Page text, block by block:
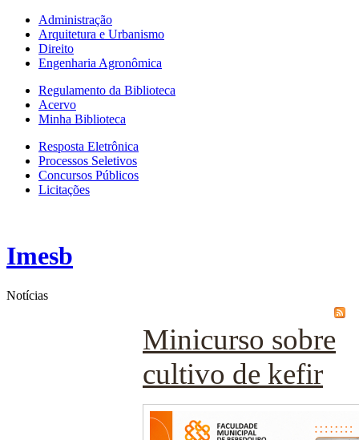
Administração
Arquitetura e Urbanismo
Direito
Engenharia Agronômica
Regulamento da Biblioteca
Acervo
Minha Biblioteca
Resposta Eletrônica
Processos Seletivos
Concursos Públicos
Licitações
Imesb
Notícias
Minicurso sobre
cultivo de kefir